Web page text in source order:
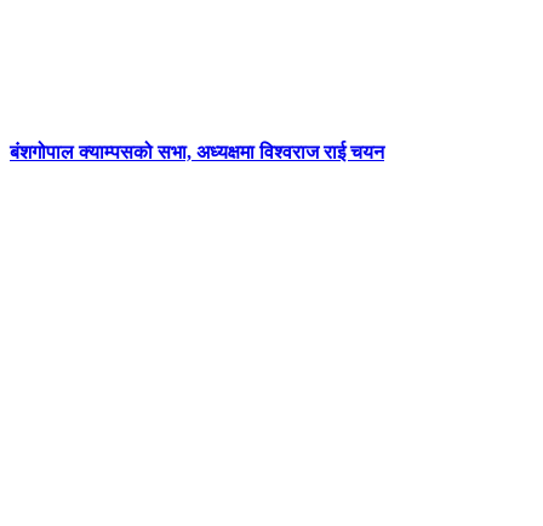
बंशगोपाल क्याम्पसको सभा, अध्यक्षमा विश्वराज राई चयन